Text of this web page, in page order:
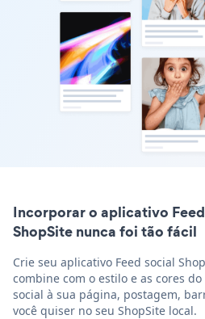
Incorporar o aplicativo
ShopSite nunca foi tão fácil
Crie seu aplicativo Feed social
combine com o estilo e as cores
social à sua página, postagem,
você quiser no seu ShopSite local.